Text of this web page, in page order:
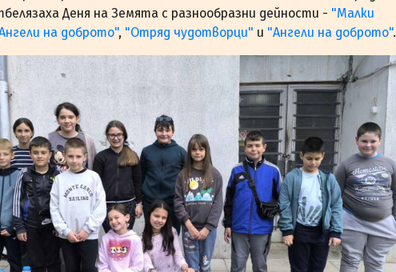
Деня на Земята с разнообразни дейности - "Малки
на доброто", "Отряд чудотворци" и "Ангели на доброто".